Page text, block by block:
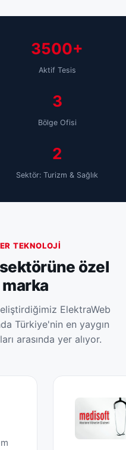
3500+
Aktif Tesis
3
Bölge Ofisi
2
Sektör: Turizm & Sağlık
TEKNOLOJI
özel
ElektraWeb
Türkiye'nin en yaygın
arasında yer alıyor.